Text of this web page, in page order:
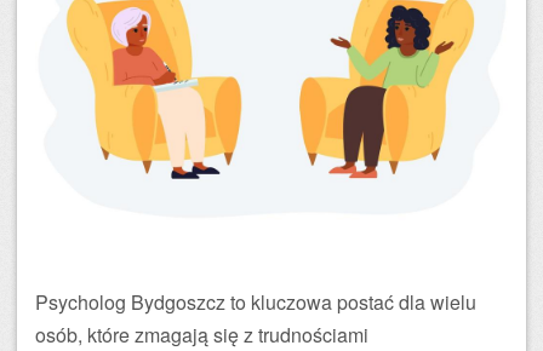
Psycholog Bydgoszcz to kluczowa postać dla wielu
osób, które zmagają się z trudnościami